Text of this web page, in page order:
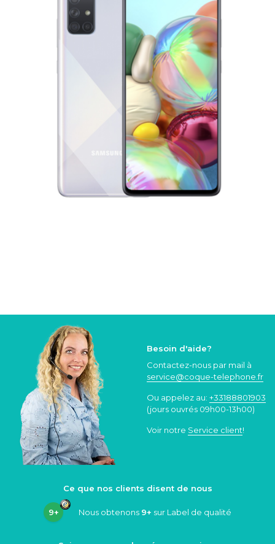
Besoin d'aide?
Contactez-nous par mail à
service@coque-telephone.fr
Ou appelez au: +33188801903
(jours ouvrés 09h00-13h00)
Voir notre Service client!
Ce que nos clients disent de nous
9+ Nous obtenons 9+ sur Label de qualité